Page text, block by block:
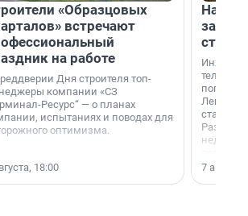
«Образцовых
встречают
на работе
Дня строителя топ-
компании «СЗ
Ресурс“ — о планах
испытаниях и поводах для
оптимизма.
18:00
На
станции
7